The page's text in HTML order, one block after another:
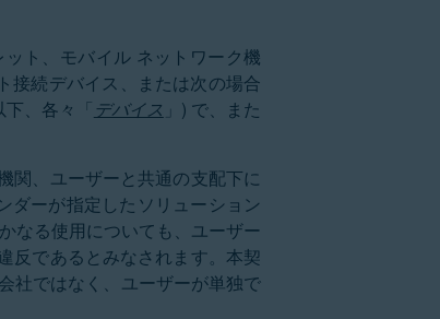
ト、モバイル ネットワーク機
接続デバイス、または次の場合
、各々「 デバイス 」) で、また
関、ユーザーと共通の支配下に
ダーが指定したソリューション
なる使用についても、ユーザー
反であるとみなされます。本契
社ではなく、ユーザーが単独で